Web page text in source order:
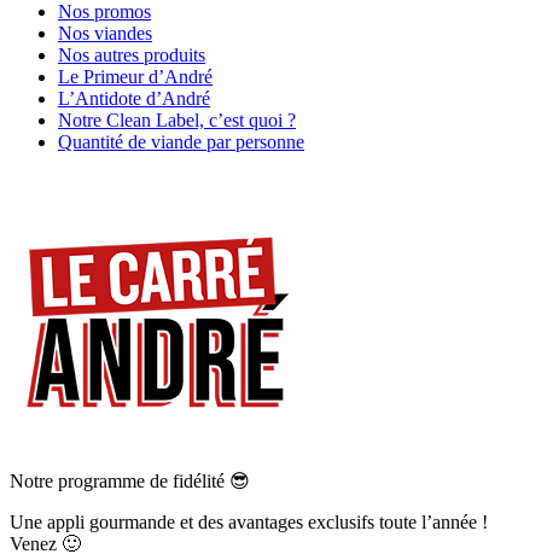
Nos promos
Nos viandes
Nos autres produits
Le Primeur d’André
L’Antidote d’André
Notre Clean Label, c’est quoi ?
Quantité de viande par personne
Notre programme de fidélité 😎
Une appli gourmande et des avantages exclusifs toute l’année !
Venez 🙂